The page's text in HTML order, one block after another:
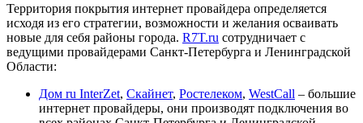
Территория покрытия интернет провайдера определяется
исходя из его стратегии, возможности и желания осваивать
новые для себя районы города. R7T.ru сотрудничает с
ведущими провайдерами Санкт-Петербурга и Ленинградской
Области:
Дом ru InterZet, Скайнет, Ростелеком, WestCall – большие
интернет провайдеры, они производят подключения во